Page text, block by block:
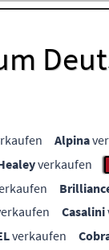
Alpina
verkaufen
Casalini
verkaufen